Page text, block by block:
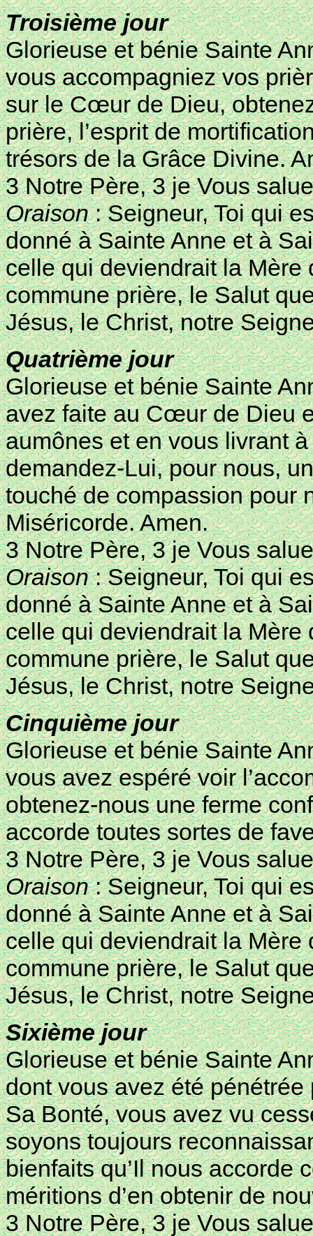
Troisième jour
Glorieuse et bénie Sainte
vous accompagniez vos
sur le Cœur de Dieu,
prière, l’esprit de
trésors de la Grâce Divine.
3 Notre Père, 3 je Vous
Oraison: Seigneur, Toi qui
donné à Sainte Anne et à
celle qui deviendrait la Mère
commune prière, le Salut
Jésus, le Christ, notre
Quatrième jour
Glorieuse et bénie Sainte
avez faite au Cœur de Dieu
aumônes et en vous livrant
demandez-Lui, pour nous,
touché de compassion pour
Miséricorde. Amen.
3 Notre Père, 3 je Vous
Oraison: Seigneur, Toi qui
donné à Sainte Anne et à
celle qui deviendrait la Mère
commune prière, le Salut
Jésus, le Christ, notre
Cinquième jour
Glorieuse et bénie Sainte
vous avez espéré voir
obtenez-nous une ferme
accorde toutes sortes de
3 Notre Père, 3 je Vous
Oraison: Seigneur, Toi qui
donné à Sainte Anne et à
celle qui deviendrait la Mère
commune prière, le Salut
Jésus, le Christ, notre
Sixième jour
Glorieuse et bénie Sainte
dont vous avez été
Sa Bonté, vous avez vu
soyons toujours
bienfaits qu’Il nous accorde
méritions d’en obtenir de
3 Notre Père, 3 je Vous